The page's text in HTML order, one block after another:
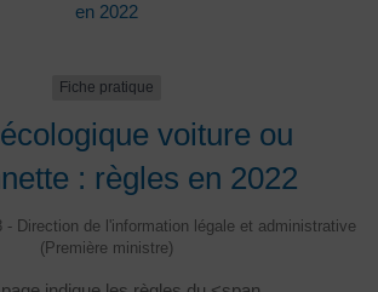
en 2022
Fiche pratique
voiture ou
: règles en 2022
- Direction de l'information légale et administrative
(Première ministre)